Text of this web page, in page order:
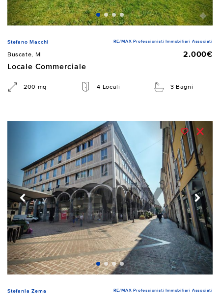
Stefano Macchi RE/MAX Professionisti Immobiliari Associati
Buscate, MI
2.000€
Locale Commerciale
200 mq 4 Locali 3 Bagni
Stefania Zema RE/MAX Professionisti Immobiliari Associati